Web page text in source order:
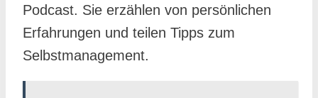
Podcast. Sie erzählen von persönlichen
Erfahrungen und teilen Tipps zum
Selbstmanagement.